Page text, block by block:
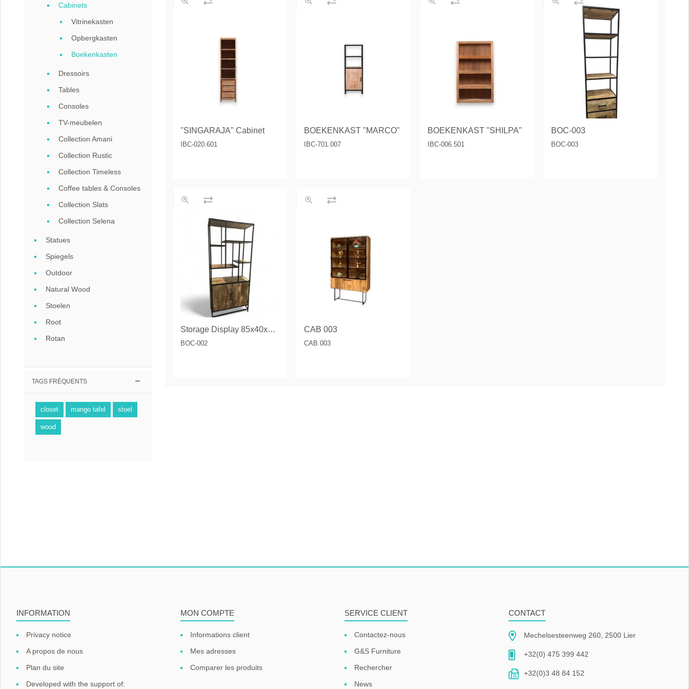
Collection Selena
"SINGARAJA" Cabinet
IBC-020.601
BOEKENKAST "MARCO"
IBC-701.007
BOEKENKAST "SHILPA"
IBC-006.501
BOC-003
BOC-003
Storage Display 85x40x193 CM.
BOC-002
CAB 003
CAB 003
Cabinets
Vitrinekasten
Opbergkasten
Boekenkasten
Dressoirs
Tables
Consoles
TV-meubelen
Collection Amani
Collection Rustic
Collection Timeless
Coffee tables & Consoles
Collection Slats
Collection Selena
Statues
Spiegels
Outdoor
Natural Wood
Stoelen
Root
Rotan
TAGS FRÉQUENTS
closet mango tafel stoel
wood
INFORMATION
Privacy notice
A propos de nous
Plan du site
Developed with the support of:
MON COMPTE
Informations client
Mes adresses
Comparer les produits
SERVICE CLIENT
Contactez-nous
G&S Furniture
Rechercher
News
CONTACT
Mechelsesteenweg 260, 2500 Lier
+32(0) 475 399 442
+32(0)3 48 84 152